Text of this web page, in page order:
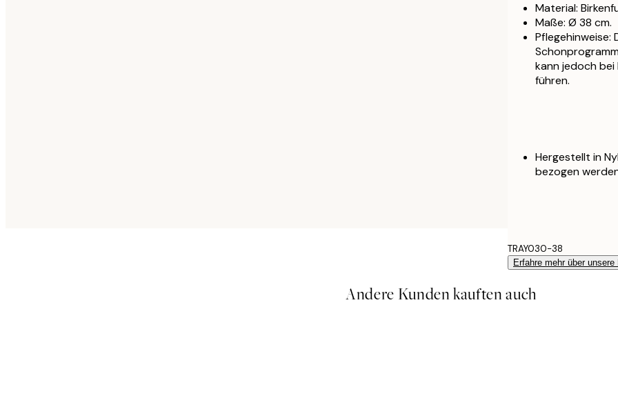
Material:
Maße: Ø 38 cm.
kann jedoch
führen.
Hergestellt in
bezogen
TRAY030-38
Erfahre mehr über unsere
Andere Kunden kauften auch